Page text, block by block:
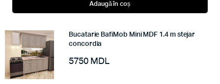
Adaugă în coș
Bucatarie BafiMob Mini MDF 1.4 m stejar
concordia
5750 MDL